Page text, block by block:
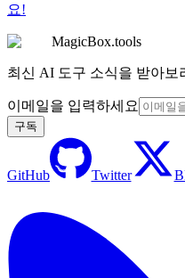
요!
MagicBox.tools
최신 AI 도구 소식을 받아보
이메일을 입력하세요
구독
GitHub Twitter